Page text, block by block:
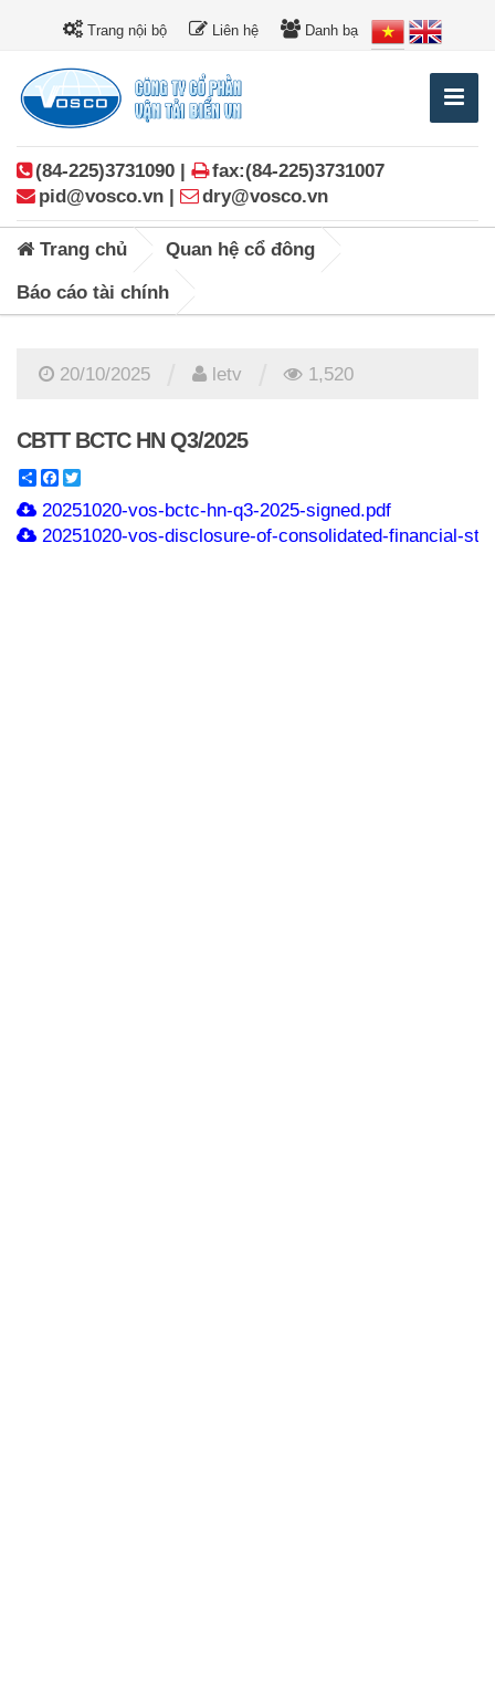
Trang nội bộ Liên hệ Danh bạ
(84-225)3731090 |
fax:(84-225)3731007
pid@vosco.vn |
dry@vosco.vn
Trang chủ Quan hệ cổ đông
Báo cáo tài chính
20/10/2025 letv 1,520
CBTT BCTC HN Q3/2025
ShareFacebook
20251020-vos-bctc-hn-q3-2025-signed.pdf
20251020-vos-disclosure-of-consolidated-financial-